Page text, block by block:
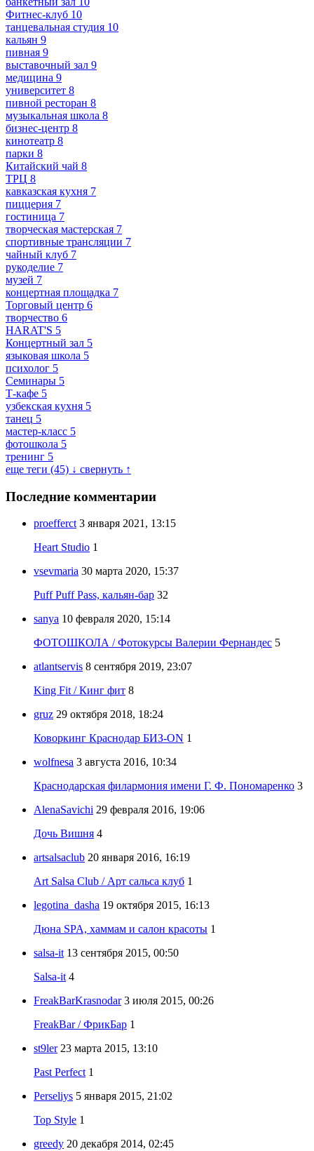
Фитнес-клуб 10
танцевальная студия 10
кальян 9
пивная 9
выставочный зал 9
медицина 9
университет 8
пивной ресторан 8
музыкальная школа 8
бизнес-центр 8
кинотеатр 8
парки 8
Китайский чай 8
ТРЦ 8
кавказская кухня 7
пиццерия 7
гостиница 7
творческая мастерская 7
спортивные трансляции 7
чайный клуб 7
рукоделие 7
музей 7
концертная площадка 7
Торговый центр 6
творчество 6
HARAT'S 5
Концертный зал 5
языковая школа 5
психолог 5
Семинары 5
Т-кафе 5
узбекская кухня 5
танец 5
мастер-класс 5
фотошкола 5
тренинг 5
еще теги (45) ↓ свернуть ↑
Последние комментарии
proefferct 3 января 2021, 13:15
Heart Studio 1
vsevmaria 30 марта 2020, 15:37
Puff Puff Pass, кальян-бар 32
sanya 10 февраля 2020, 15:14
ФОТОШКОЛА / Фотокурсы Валерии Фернандес 5
atlantservis 8 сентября 2019, 23:07
King Fit / Кинг фит 8
gruz 29 октября 2018, 18:24
Коворкинг Краснодар БИЗ-ON 1
wolfnesa 3 августа 2016, 10:34
Краснодарская филармония имени Г. Ф. Пономаренко 3
AlenaSavichi 29 февраля 2016, 19:06
Дочь Вишня 4
artsalsaclub 20 января 2016, 16:19
Art Salsa Club / Арт сальса клуб 1
legotina_dasha 19 октября 2015, 16:13
Дюна SPA, хаммам и салон красоты 1
salsa-it 13 сентября 2015, 00:50
Salsa-it 4
FreakBarKrasnodar 3 июля 2015, 00:26
FreakBar / ФрикБар 1
st9ler 23 марта 2015, 13:10
Past Perfect 1
Perseliys 5 января 2015, 21:02
Top Style 1
greedy 20 декабря 2014, 02:45